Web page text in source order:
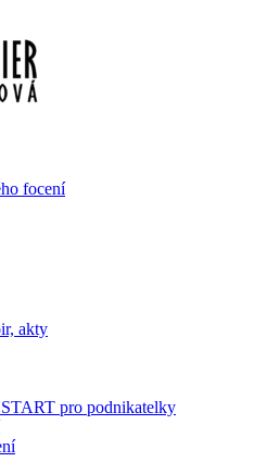
focení
akty
pro podnikatelky